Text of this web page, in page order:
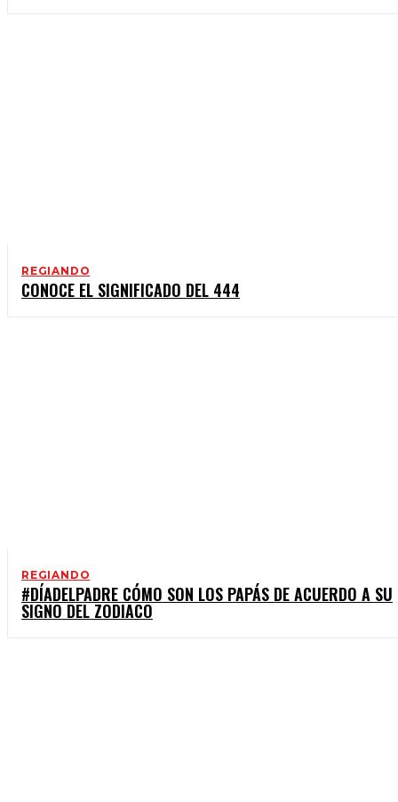
REGIANDO
CONOCE EL SIGNIFICADO DEL 444
REGIANDO
#DÍADELPADRE CÓMO SON LOS PAPÁS DE ACUERDO A SU
SIGNO DEL ZODIACO